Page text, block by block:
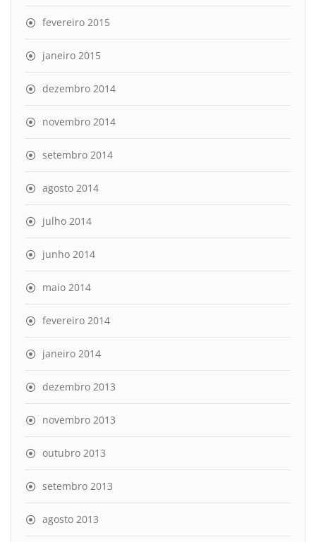
fevereiro 2015
janeiro 2015
dezembro 2014
novembro 2014
setembro 2014
agosto 2014
julho 2014
junho 2014
maio 2014
fevereiro 2014
janeiro 2014
dezembro 2013
novembro 2013
outubro 2013
setembro 2013
agosto 2013